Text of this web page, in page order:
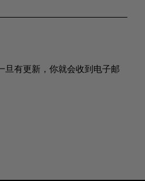
旦有更新，你就会收到电子邮